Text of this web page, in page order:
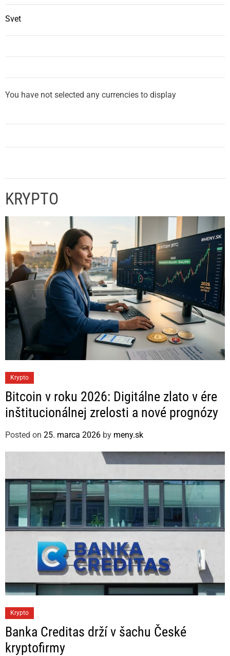
Svet
You have not selected any currencies to display
KRYPTO
a
t
e
o
r
e
Krypto
Bitcoin v roku 2026: Digitálne zlato v ére
inštitucionálnej zrelosti a nové prognózy
Posted on 25. marca 2026 by meny.sk
a
t
e
Krypto
Banka Creditas drží v šachu České
kryptofirmy